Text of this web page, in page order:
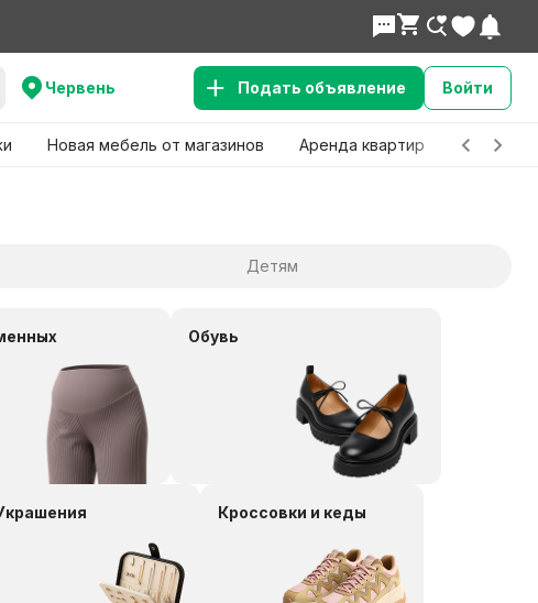
Червень Подать объявление Войти
Новая мебель от магазинов Аренда квартир Детские
Детям
Обувь
Кроссовки и кеды